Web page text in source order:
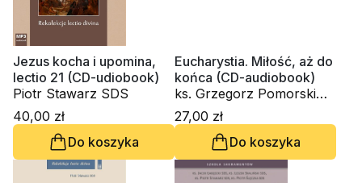
Jezus kocha i upomina,
lectio 21 (CD-udiobook)
Piotr Stawarz SDS
40,00 zł
Do koszyka
Eucharystia. Miłość, aż do
końca (CD-audiobook)
ks. Grzegorz Pomorski
SDS, ks. Leszek Skaliński
SDS, s. Małgorzata
Oczkowicz, Piotr Stawarz
SDS, ks. Rafał Pasternak
SDS
27,00 zł
Do koszyka